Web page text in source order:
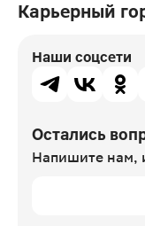
Карьерный
Наши соцсети
Остались
Напишите нам,